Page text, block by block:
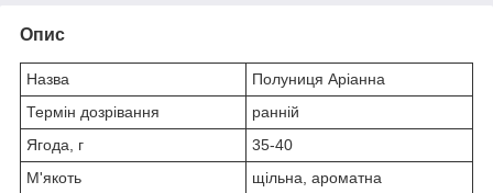
Опис
Назва
Полуниця Аріанна
Термін дозрівання
ранній
Ягода, г
35-40
М'якоть
щільна, ароматна